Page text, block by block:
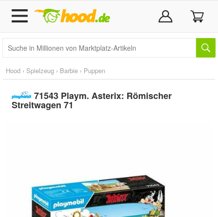
Hood › Spielzeug › Barbie › Puppen
71543 Playm. Asterix: Römischer
Streitwagen 71